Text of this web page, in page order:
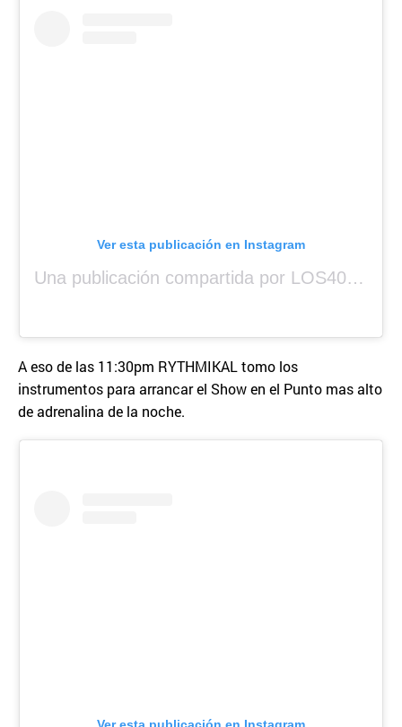
Ver esta publicación en Instagram
Una publicación compartida por LOS40 Panamá (@los40panama)
A eso de las 11:30pm RYTHMIKAL tomo los
instrumentos para arrancar el Show en el Punto mas alto
de adrenalina de la noche.
Ver esta publicación en Instagram